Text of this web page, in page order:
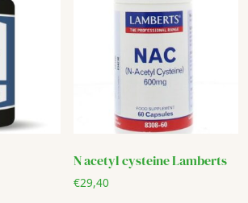
N acetyl cysteine Lamberts
€29,40